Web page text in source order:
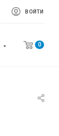
ВОЙТИ
0